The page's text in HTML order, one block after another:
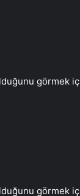
görmek
görmek